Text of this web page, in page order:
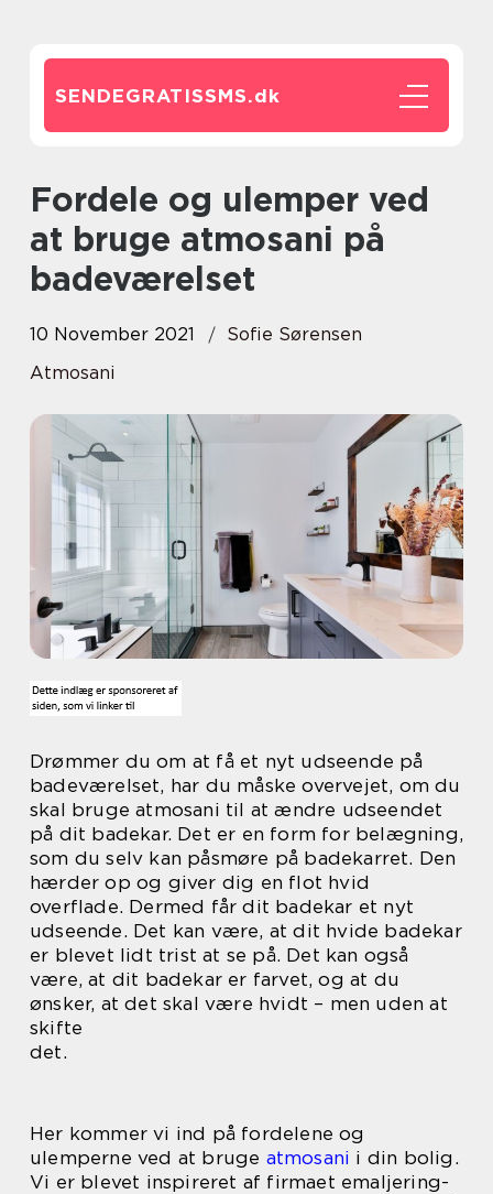
SENDEGRATISSMS.dk
Fordele og ulemper ved
at bruge atmosani på
badeværelset
10 November 2021
Sofie Sørensen
Atmosani
Drømmer du om at få et nyt udseende på
badeværelset, har du måske overvejet, om du
skal bruge atmosani til at ændre udseendet
på dit badekar. Det er en form for belægning,
som du selv kan påsmøre på badekarret. Den
hærder op og giver dig en flot hvid
overflade. Dermed får dit badekar et nyt
udseende. Det kan være, at dit hvide badekar
er blevet lidt trist at se på. Det kan også
være, at dit badekar er farvet, og at du
ønsker, at det skal være hvidt – men uden at
skifte
det.
Her kommer vi ind på fordelene og
ulemperne ved at bruge atmosani i din bolig.
Vi er blevet inspireret af firmaet emaljering-